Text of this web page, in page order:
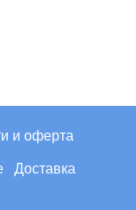
и оферта
Доставка